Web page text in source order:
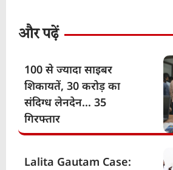
और पढ़ें
100 से ज्यादा साइबर
शिकायतें, 30 करोड़ का
संदिग्ध लेनदेन… 35
गिरफ्तार
Lalita Gautam Case: